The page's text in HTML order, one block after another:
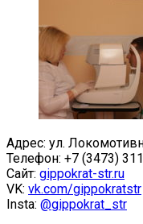
Адрес: ул.
Телефон: +7 (3473)
Сайт: gippokrat-str.ru
VK: vk.com/gippokratstr
Insta: @gippokrat_str